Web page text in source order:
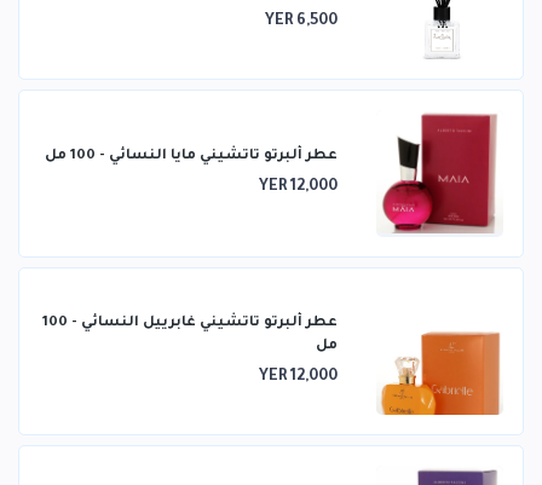
YER 6,500
عطر ألبرتو تاتشيني مايا النسائي - 100 مل
YER 12,000
عطر ألبرتو تاتشيني غابرييل النسائي - 100
مل
YER 12,000